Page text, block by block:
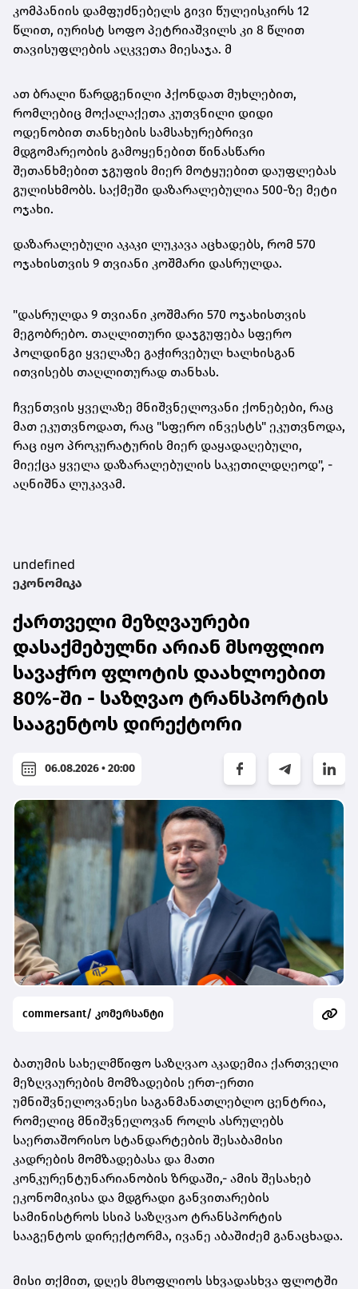
კომპანიის დამფუძნებელს გივი წულეისკირს 12
წლით, იურისტ სოფო პეტრიაშვილს კი 8 წლით
თავისუფლების აღკვეთა მიესაჯა. მ
ათ ბრალი წარდგენილი ჰქონდათ მუხლებით,
რომლებიც მოქალაქეთა კუთვნილი დიდი
ოდენობით თანხების სამსახურებრივი
მდგომარეობის გამოყენებით წინასწარი
შეთანხმებით ჯგუფის მიერ მოტყუებით დაუფლებას
გულისხმობს. საქმეში დაზარალებულია 500-ზე მეტი
ოჯახი.
დაზარალებული აკაკი ლუკავა აცხადებს, რომ 570
ოჯახისთვის 9 თვიანი კოშმარი დასრულდა.
"დასრულდა 9 თვიანი კოშმარი 570 ოჯახისთვის
მეგობრებო. თაღლითური დაჯგუფება სფერო
ჰოლდინგი ყველაზე გაჭირვებულ ხალხისგან
ითვისებს თაღლითურად თანხას.
ჩვენთვის ყველაზე მნიშვნელოვანი ქონებები, რაც
მათ ეკუთვნოდათ, რაც "სფერო ინვესტს" ეკუთვნოდა,
რაც იყო პროკურატურის მიერ დაყადაღებული,
მიექცა ყველა დაზარალებულის საკეთილდღეოდ", -
აღნიშნა ლუკავამ.
undefined
ეკონომიკა
ქართველი მეზღვაურები
დასაქმებულნი არიან მსოფლიო
სავაჭრო ფლოტის დაახლოებით
80%-ში - საზღვაო ტრანსპორტის
სააგენტოს დირექტორი
06.08.2026 • 20:00
commersant/ კომერსანტი
ბათუმის სახელმწიფო საზღვაო აკადემია ქართველი
მეზღვაურების მომზადების ერთ-ერთი
უმნიშვნელოვანესი საგანმანათლებლო ცენტრია,
რომელიც მნიშვნელოვან როლს ასრულებს
საერთაშორისო სტანდარტების შესაბამისი
კადრების მომზადებასა და მათი
კონკურენტუნარიანობის ზრდაში,- ამის შესახებ
ეკონომიკისა და მდგრადი განვითარების
სამინისტროს სსიპ საზღვაო ტრანსპორტის
სააგენტოს დირექტორმა, ივანე აბაშიძემ განაცხადა.
მისი თქმით, დღეს მსოფლიოს სხვადასხვა ფლოტში